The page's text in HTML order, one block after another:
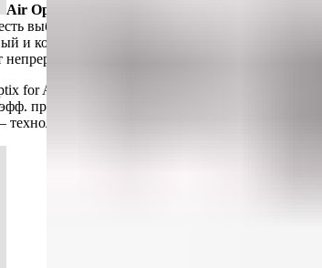
Air Optix for Astigmatism
— это торические
выбор режима ношения:
и комфортный. В таком случае, линзы подлежат
ношение контактных линз в
for Astigmatism применяется силикон-
пропускания кислорода — 138). Что
Smart Shield.